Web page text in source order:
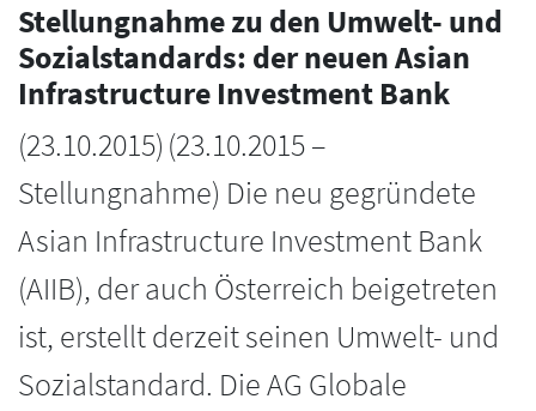
Stellungnahme zu den Umwelt- und
Sozialstandards: der neuen Asian
Infrastructure Investment Bank
(23.10.2015) (23.10.2015 –
Stellungnahme) Die neu gegründete
Asian Infrastructure Investment Bank
(AIIB), der auch Österreich beigetreten
ist, erstellt derzeit seinen Umwelt- und
Sozialstandard. Die AG Globale